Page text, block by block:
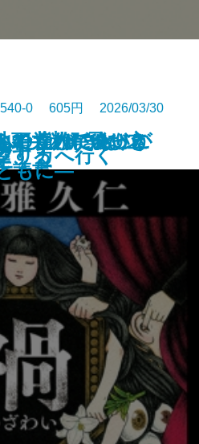
リカへ行く
頭力」がいっき
読書
たたび─飛び立
0 605円 2026/03/30
の達人に会いに
する
2―謎解きはジ
もに―
でくれてありが